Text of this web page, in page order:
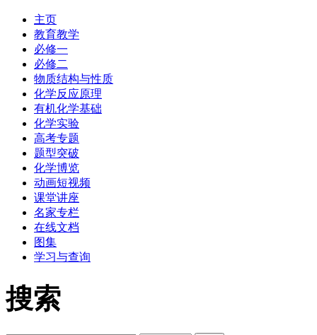
主页
教育教学
必修一
必修二
物质结构与性质
化学反应原理
有机化学基础
化学实验
高考专题
题型突破
化学博览
动画短视频
课堂讲座
名家专栏
在线文档
图集
学习与查询
搜索